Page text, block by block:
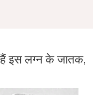
हैं इस लग्न के जातक,